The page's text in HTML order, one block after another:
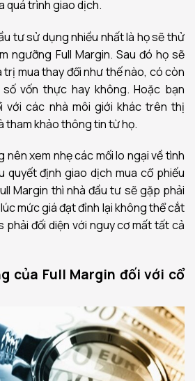
quá trình giao dịch.
tư sử dụng nhiều nhất là họ sẽ thử
ngưỡng Full Margin. Sau đó họ sẽ
mua thay đổi như thế nào, có còn
vốn thực hay không. Hoặc bạn
các nhà môi giới khác trên thị
tham khảo thông tin từ họ.
nên xem nhẹ các mối lo ngại về tình
quyết định giao dịch mua cổ phiếu
Margin thì nhà đầu tư sẽ gặp phải
mức giá đạt đỉnh lại không thể cắt
phải đối diện với nguy cơ mất tất cả
của Full Margin đối với cổ